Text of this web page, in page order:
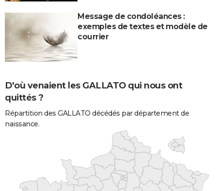
Message de condoléances :
exemples de textes et modèle de
courrier
D'où venaient les GALLATO qui nous ont
quittés ?
Répartition des GALLATO décédés par département de
naissance.